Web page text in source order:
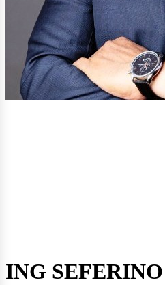
ING